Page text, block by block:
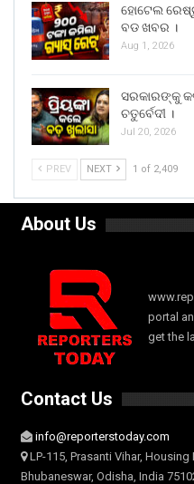
ହୋଟେଲ
ବଡ ଖବର ।
Aug 1, 2026
ସରକାରଙ୍କୁ
ଚତୁର୍ବେଦୀ ।
Jul 20, 2026
PREV NEXT 1 of 2,409
About Us
portal
get the
Contact Us
info@reporterstoday.com
LP-115, Prasanti Vihar,
Bhubaneswar, Odisha, India